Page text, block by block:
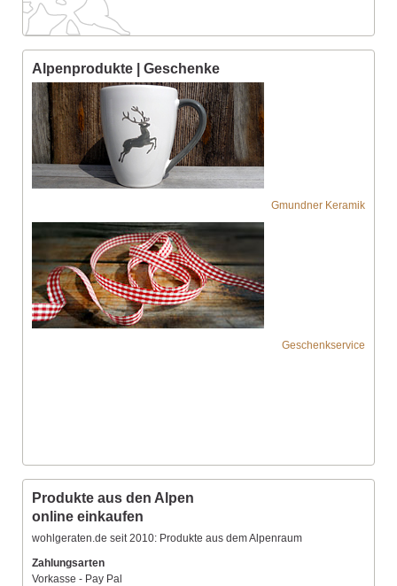
Alpenprodukte | Geschenke
Gmundner Keramik
Geschenkservice
Produkte aus den Alpen
online einkaufen
wohlgeraten.de seit 2010: Produkte aus dem Alpenraum
Zahlungsarten
Vorkasse - Pay Pal